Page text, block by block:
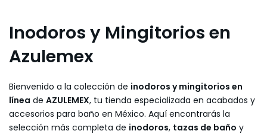
Inodoros y Mingitorios en
Azulemex
Bienvenido a la colección de inodoros y mingitorios en
línea de AZULEMEX, tu tienda especializada en acabados y
accesorios para baño en México. Aquí encontrarás la
selección más completa de inodoros, tazas de baño y